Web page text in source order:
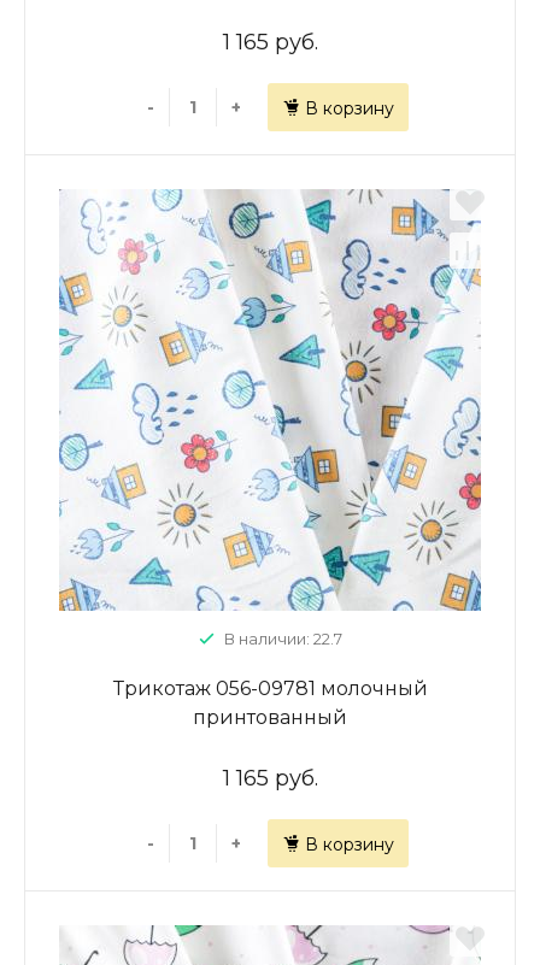
1 165 руб.
- + В корзину
В наличии: 22.7
Трикотаж 056-09781 молочный
принтованный
1 165 руб.
- + В корзину